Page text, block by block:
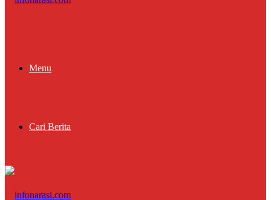
Menu
Cari Berita